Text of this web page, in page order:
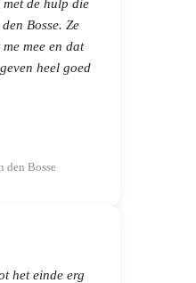
de hulp die
Bosse. Ze
mee en dat
heel goed
den Bosse
het einde erg